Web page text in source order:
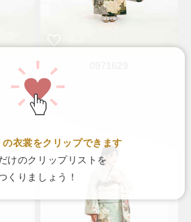
の衣裳をクリップできます
けのクリップリストを
くりましょう！